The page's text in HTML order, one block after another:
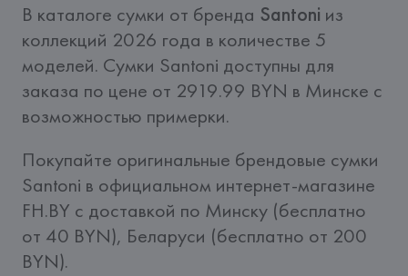
В каталоге сумки от бренда Santoni из
коллекций 2026 года в количестве 5
моделей. Сумки Santoni доступны для
заказа по цене от 2919.99 BYN в Минске с
возможностью примерки.
Покупайте оригинальные брендовые сумки
Santoni в официальном интернет-магазине
FH.BY c доставкой по Минску (бесплатно
от 40 BYN), Беларуси (бесплатно от 200
BYN).